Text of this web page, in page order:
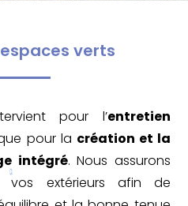
verts
pour l’entretien
pour la création et la
intégré. Nous assurons
vos extérieurs afin de